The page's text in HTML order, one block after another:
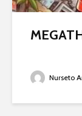
Nurseto